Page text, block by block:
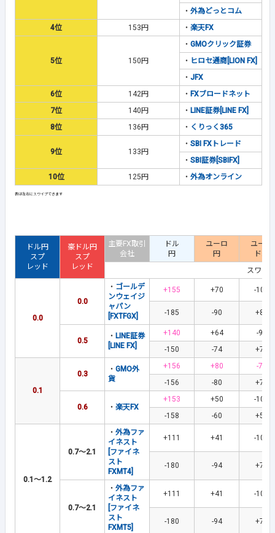
・ 外為どっとコム
4位
153円 ・ 楽天FX
5位 150円
・ GMOクリック証券
・ ヒロセ通商[LION FX]
・ JFX
6位
142円 ・ FXブロードネット
7位
140円 ・ LINE証券[LINE FX]
8位
136円 ・ くりっく365
9位 133円
・ SBI FXトレード
・ SBI証券[SBIFX]
10位
125円 ・ 外為オンライン
ドル円
スプ
レッド
豪ドル円
スプ
レッド
主要FX取引
会社
ドル
円
ユーロ
円
ユーロ
ドル
スワッ
0.0
0.0
・ ゴールデ
ンウェイジ
ャパン
[FXTFGX]
+155 +70 -101
-185 -90 +81
0.5
・ LINE証券
[LINE FX]
+140 +64
-94
-150
-74 +78
0.1
0.3
・ GMO外
貨
+156 +80
-77
-156
-80 +77
0.6 ・ 楽天FX
+153 +50
-104
-158
-60 +56
0.1～1.2
0.7～2.1
・ 外為ファ
イネスト
[ファイネ
スト
FXMT4]
+111 +41 -101
-180 -94 +70
0.7～2.1
・ 外為ファ
イネスト
[ファイネ
スト
FXMT5]
+111 +41 -101
-180 -94 +70